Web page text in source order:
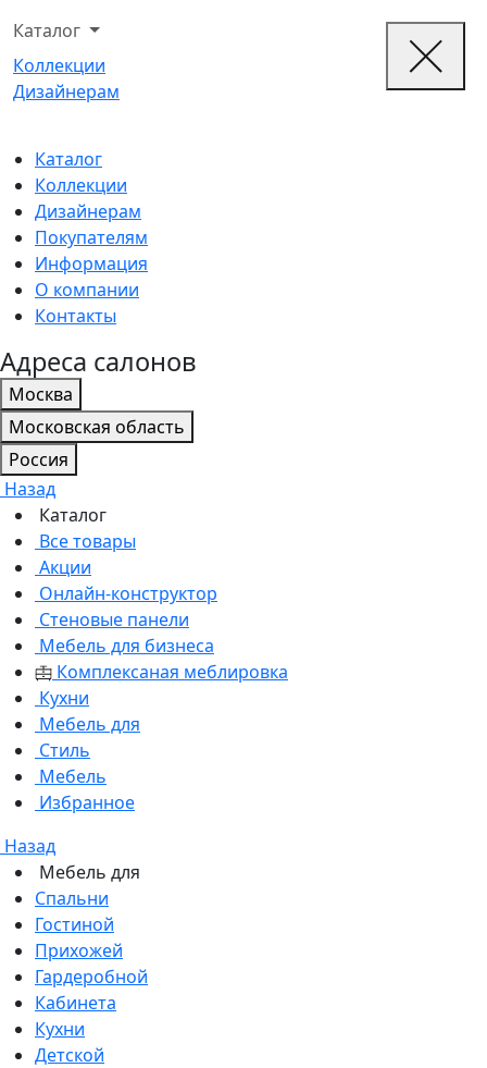
Каталог
Коллекции
Дизайнерам
Каталог
Коллекции
Дизайнерам
Покупателям
Информация
О компании
Контакты
Адреса салонов
Москва
Московская область
Россия
Назад
Каталог
Все товары
Акции
Онлайн-конструктор
Стеновые панели
Мебель для бизнеса
Комплексаная меблировка
Кухни
Мебель для
Стиль
Мебель
Избранное
Назад
Мебель для
Спальни
Гостиной
Прихожей
Гардеробной
Кабинета
Кухни
Детской